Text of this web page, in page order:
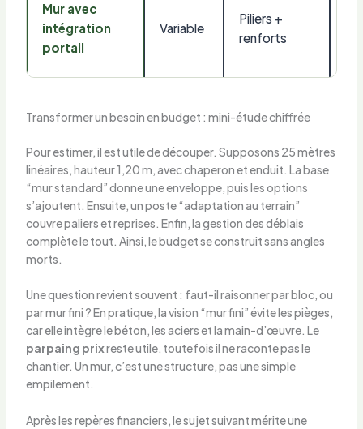
Mur avec
intégration
portail
Variable
Piliers +
renforts
Transformer un besoin en budget : mini-étude chiffrée
Pour estimer, il est utile de découper. Supposons 25 mètres
linéaires, hauteur 1,20 m, avec chaperon et enduit. La base
“mur standard” donne une enveloppe, puis les options
s’ajoutent. Ensuite, un poste “adaptation au terrain”
couvre paliers et reprises. Enfin, la gestion des déblais
complète le tout. Ainsi, le budget se construit sans angles
morts.
Une question revient souvent : faut-il raisonner par bloc, ou
par mur fini ? En pratique, la vision “mur fini” évite les pièges,
car elle intègre le béton, les aciers et la main-d’œuvre. Le
parpaing prixreste utile, toutefois il ne raconte pas le
chantier. Un mur, c’est une structure, pas une simple
empilement.
Après les repères financiers, le sujet suivant mérite une